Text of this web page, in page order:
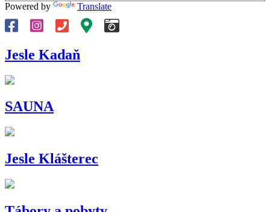
Powered by Translate
Jesle Kadaň
SAUNA
Jesle Klášterec